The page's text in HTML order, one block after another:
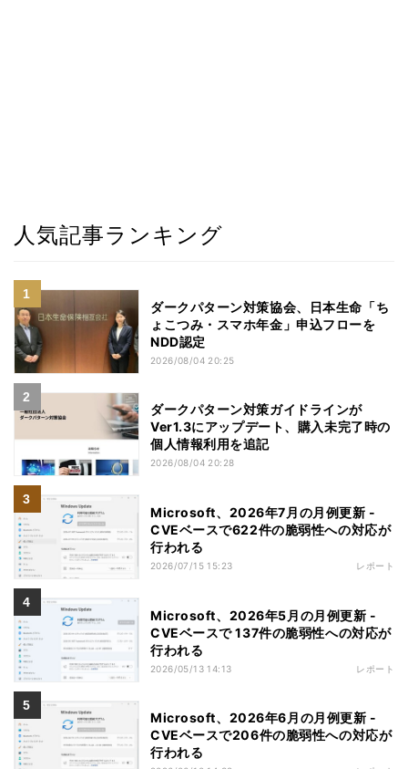
人気記事ランキング
ダークパターン対策協会、日本生命「ち
ょこつみ・スマホ年金」申込フローを
NDD認定
2026/08/04 20:25
ダークパターン対策ガイドラインが
Ver1.3にアップデート、購入未完了時の
個人情報利用を追記
2026/08/04 20:28
Microsoft、2026年7月の月例更新 -
CVEベースで622件の脆弱性への対応が
行われる
2026/07/15 15:23 レポート
Microsoft、2026年5月の月例更新 -
CVEベースで 137件の脆弱性への対応が
行われる
2026/05/13 14:13 レポート
Microsoft、2026年6月の月例更新 -
CVEベースで206件の脆弱性への対応が
行われる